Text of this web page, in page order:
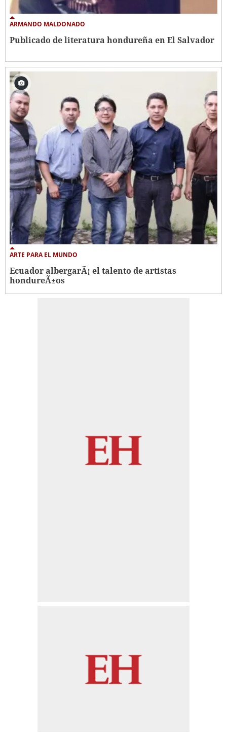
ARMANDO MALDONADO
Publicado de literatura hondureña en El Salvador
ARTE PARA EL MUNDO
Ecuador albergarÃ¡ el talento de artistas
hondureÃ±os